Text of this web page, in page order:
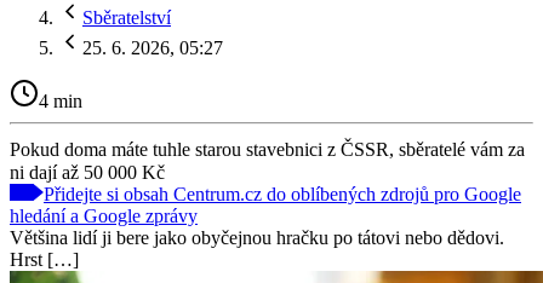
Sběratelství
25. 6. 2026, 05:27
4 min
Pokud doma máte tuhle starou stavebnici z ČSSR, sběratelé vám za
ni dají až 50 000 Kč
Přidejte si obsah Centrum.cz do oblíbených zdrojů pro Google
hledání a Google zprávy
Většina lidí ji bere jako obyčejnou hračku po tátovi nebo dědovi.
Hrst […]